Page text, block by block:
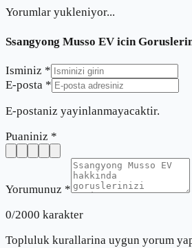
Yorumlar yukleniyor...
Ssangyong Musso EV icin
Isminiz *
E-posta *
E-postaniz yayinlanmayacaktir.
Puaniniz *
Yorumunuz *
0/2000 karakter
Topluluk kurallarina uygun yorum